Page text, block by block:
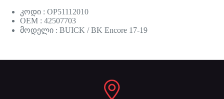
კოდი : OP51112010
OEM : 42507703
მოდელი : BUICK / BK Encore 17-19